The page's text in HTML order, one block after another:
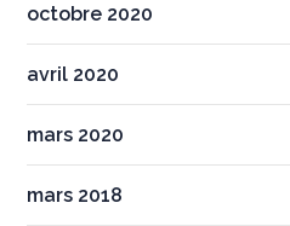
octobre 2020
avril 2020
mars 2020
mars 2018